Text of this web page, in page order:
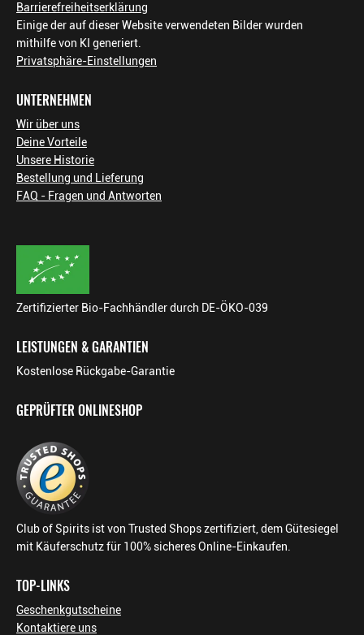
Barrierefreiheitserklärung
Einige der auf dieser Website verwendeten Bilder wurden
mithilfe von KI generiert.
Privatsphäre-Einstellungen
UNTERNEHMEN
Wir über uns
Deine Vorteile
Unsere Historie
Bestellung und Lieferung
FAQ - Fragen und Antworten
Zertifizierter Bio-Fachhändler durch DE-ÖKO-039
LEISTUNGEN & GARANTIEN
Kostenlose Rückgabe-Garantie
GEPRÜFTER ONLINESHOP
Club of Spirits ist von Trusted Shops zertifiziert, dem Gütesiegel
mit Käuferschutz für 100% sicheres Online-Einkaufen.
TOP-LINKS
Geschenkgutscheine
Kontaktiere uns